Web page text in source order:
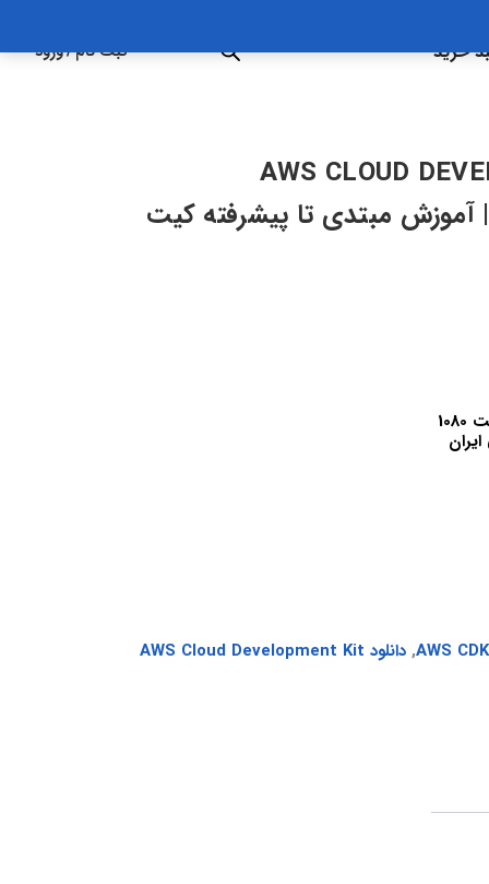
خرید ثبت نام/ورود
AWS CLOUD
BEGINNER TO ADVANCED | آموزش مبتدی تا پیشرفته کیت
, دانلود AWS Cloud Development Kit